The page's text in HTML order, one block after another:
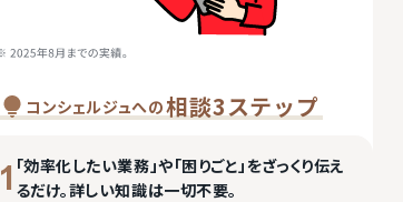
コンシェルジュへの相談3ステップ
1 「効率化したい業務」や「困りごと」をざっくり伝え
るだけ。詳しい知識は一切不要。